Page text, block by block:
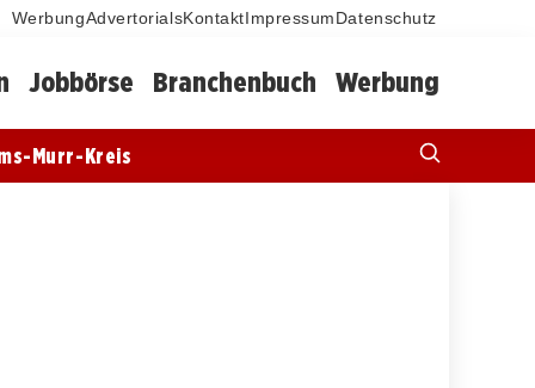
WerbungAdvertorialsKontakt Impressum Datenschutz
Jobbörse Branchenbuch Werbung
Murr-Kreis